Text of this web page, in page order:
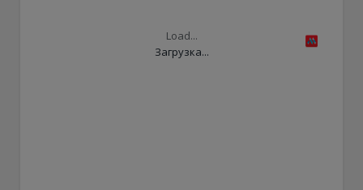
Load...
Загрузка...